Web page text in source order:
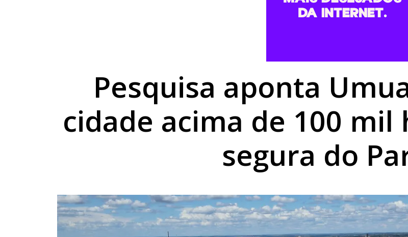
Umuarama lança plataforma digital e elimina processos físicos na
Pesquisa aponta
cidade acima de 100
segura do